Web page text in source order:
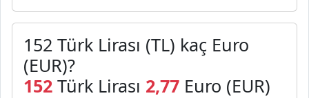
152 Türk Lirası (TL) kaç Euro
(EUR)?
152 Türk Lirası 2,77 Euro (EUR)